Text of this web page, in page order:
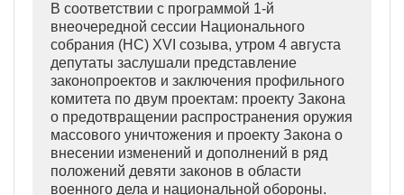
В соответствии с программой 1-й
внеочередной сессии Национального
собрания (НС) XVI созыва, утром 4 августа
депутаты заслушали представление
законопроектов и заключения профильного
комитета по двум проектам: проекту Закона
о предотвращении распространения оружия
массового уничтожения и проекту Закона о
внесении изменений и дополнений в ряд
положений девяти законов в области
военного дела и национальной обороны.